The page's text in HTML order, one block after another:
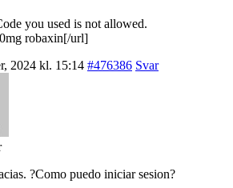
you used is not allowed.
robaxin[/url]
2024 kl. 15:14 #476386 Svar
?Como puedo iniciar sesion?